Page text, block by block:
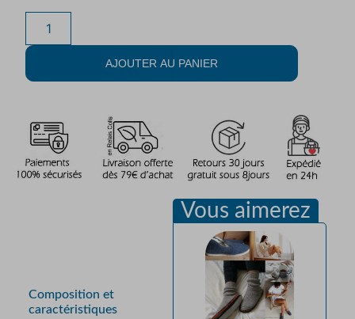
AJOUTER AU PANIER
Composition et
caractéristiques
Vous aimerez